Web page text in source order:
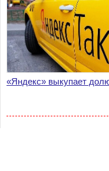
«Яндекс» выкупает